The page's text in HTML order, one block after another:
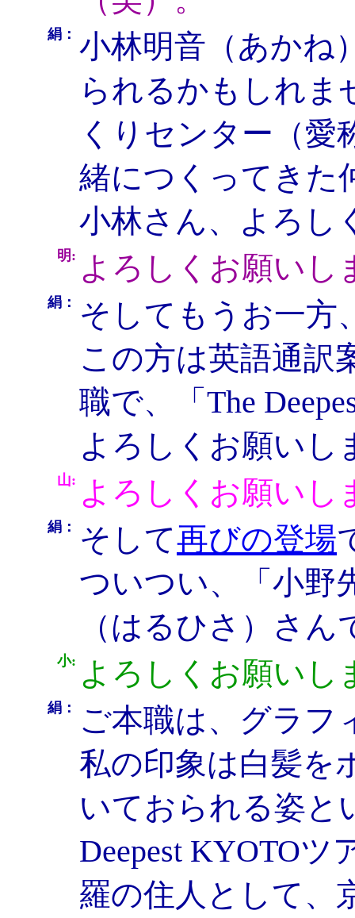
絹： 小林明音（あかね
られるかもしれま
くりセンター（
緒につくってきた
小林さん、よろし
明: よろしくお願いし
絹：
そしてもうお一方
この方は英語通訳
職で、「The
よろしくお願いし
山: よろしくお願いし
絹： そして再びの登場
ついつい、「小野
（はるひさ）さ
小: よろしくお願いし
絹：
ご本職は、グラフ
私の印象は白髪を
いておられる姿と
Deepest KYOTO
羅の住人として、